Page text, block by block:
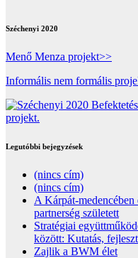
Széchenyi 2020
Menő Menza projekt>>
Informális nem formális
Legutóbbi bejegyzések
(nincs cím)
(nincs cím)
A Kárpát-
partnerség született
Stratégiai
között: Kutatás,
Zajlik a BWM élet